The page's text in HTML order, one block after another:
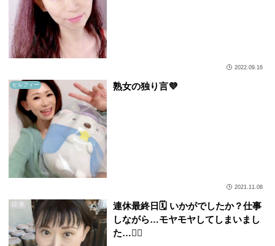
2022.09.16
セルフィー 熟女の独り言💜
2021.11.08
日 常
連休最終日🗓️ いかがでしたか？仕事
しながら…モヤモヤしてしまいまし
た…😶‍🌫️